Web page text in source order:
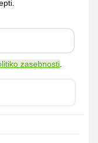
zasebnosti